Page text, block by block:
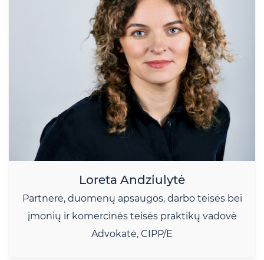
Loreta Andziulytė
Partnerė, duomenų apsaugos, darbo teisės bei
įmonių ir komercinės teisės praktikų vadovė
Advokatė, CIPP/E